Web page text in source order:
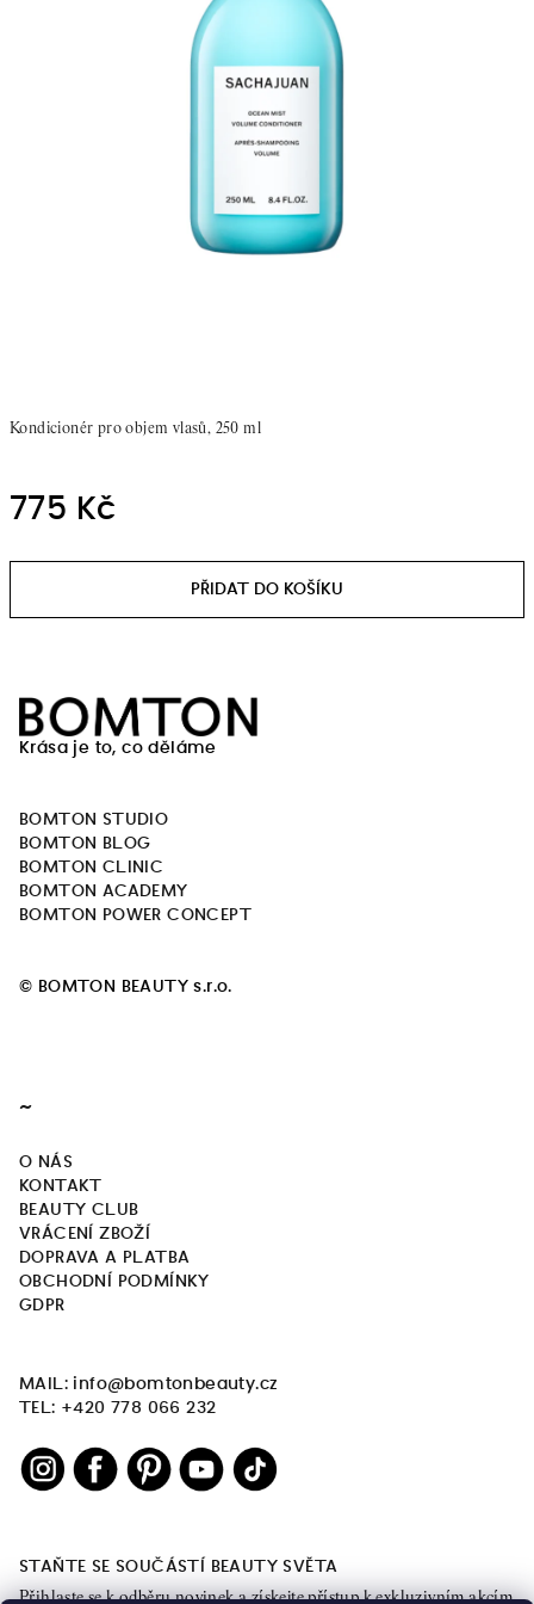
Kondicionér pro objem vlasů, 250 ml
775 Kč
Krása je to, co děláme
BOMTON STUDIO
BOMTON BLOG
BOMTON CLINIC
BOMTON ACADEMY
BOMTON POWER CONCEPT
© BOMTON BEAUTY s.r.o.
~
O NÁS
KONTAKT
BEAUTY CLUB
VRÁCENÍ ZBOŽÍ
DOPRAVA A PLATBA
OBCHODNÍ PODMÍNKY
GDPR
MAIL: info@bomtonbeauty.cz
TEL: +420 778 066 232
STAŇTE SE SOUČÁSTÍ BEAUTY SVĚTA
Přihlaste se k odběru novinek a získejte přístup k exkluzivním akcím